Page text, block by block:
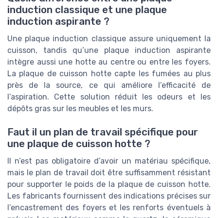
induction classique et une plaque
induction aspirante ?
Une plaque induction classique assure uniquement la
cuisson, tandis qu’une plaque induction aspirante
intègre aussi une hotte au centre ou entre les foyers.
La plaque de cuisson hotte capte les fumées au plus
près de la source, ce qui améliore l’efficacité de
l’aspiration. Cette solution réduit les odeurs et les
dépôts gras sur les meubles et les murs.
Faut il un plan de travail spécifique pour
une plaque de cuisson hotte ?
Il n’est pas obligatoire d’avoir un matériau spécifique,
mais le plan de travail doit être suffisamment résistant
pour supporter le poids de la plaque de cuisson hotte.
Les fabricants fournissent des indications précises sur
l’encastrement des foyers et les renforts éventuels à